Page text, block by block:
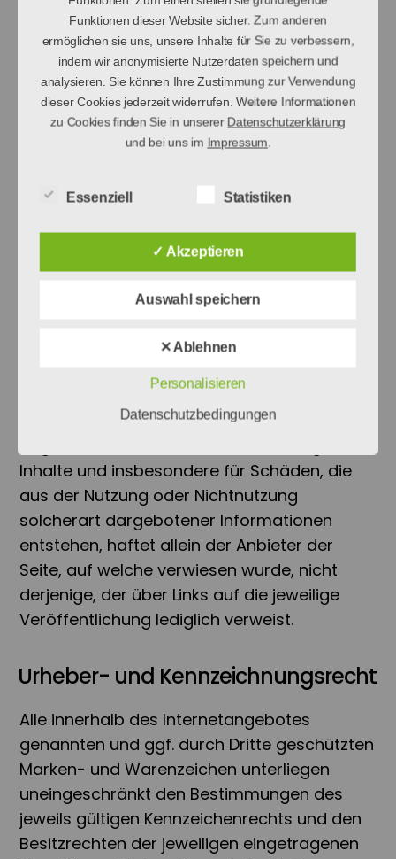
wäre, die Nutzung im Falle rechtswidriger
Inhalte zu verhindern. Der Autor erklärt daher
ausdrücklich, dass zum Zeitpunkt der
Linksetzung die entsprechenden verlinkten
Seiten frei von illegalen Inhalten waren. Der
Autor hat keinerlei Einfluss auf die aktuelle
Inhalte der gelinkten / verknüpften Seiten.
ausdrücklich von allen Inhalten aller gelinkten
/ verknüpften Seiten, die nach der
Linksetzung verändert wurden. Diese
eigenen Internetangebotes gesetzten Links
und Verweise sowie für Fremdeinträge in
vom Autor eingerichteten Gästebüchern,
Diskussionsforen und Mailinglisten. Für
Inhalte und insbesondere für Schäden, die
aus der Nutzung oder Nichtnutzung
solcherart dargebotener Informationen
entstehen, haftet allein der Anbieter der
Seite, auf welche verwiesen wurde, nicht
derjenige, der über Links auf die jeweilige
Veröffentlichung lediglich verweist.
Urheber- und Kennzeichnungsrecht
Alle innerhalb des Internetangebotes
genannten und ggf. durch Dritte geschützten
Marken- und Warenzeichen unterliegen
uneingeschränkt den Bestimmungen des
jeweils gültigen Kennzeichenrechts und den
Besitzrechten der jeweiligen eingetragenen
Funktionen dieser Website sicher. Zum anderen
ermöglichen sie uns, unsere Inhalte für Sie zu verbessern,
indem wir anonymisierte Nutzerdaten speichern und
analysieren. Sie können Ihre Zustimmung zur Verwendung
dieser Cookies jederzeit widerrufen. Weitere Informationen
zu Cookies finden Sie in unsererDatenschutzerklärung
und bei uns im Impressum
Essenziell Statistiken
✓ Akzeptieren
Auswahl speichern
✕ Ablehnen
Personalisieren
Datenschutzbedingungen